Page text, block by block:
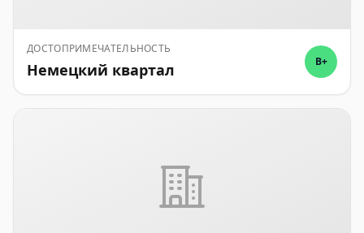
ДОСТОПРИМЕЧАТЕЛЬНОСТЬ
Немецкий квартал B+